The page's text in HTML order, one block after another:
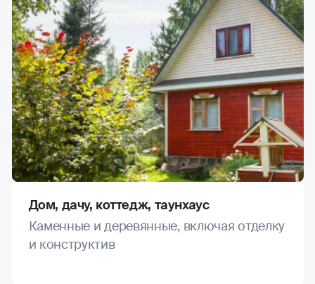
Дом, дачу, коттедж, таунхаус
Каменные и деревянные, включая отделку
и конструктив